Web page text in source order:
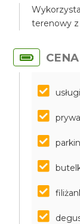
terenowy